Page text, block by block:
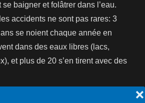
❌
se baigner et folâtrer dans l’eau.
accidents ne sont pas rares: 3
se noient chaque année en
dans des eaux libres (lacs,
et plus de 20 s’en tirent avec des